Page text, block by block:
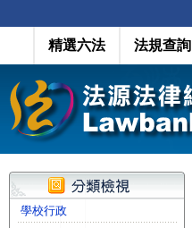
精選六法 法規查詢
學校行政